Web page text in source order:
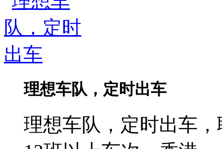
理想车队，定时出车
理想车队，定时出车